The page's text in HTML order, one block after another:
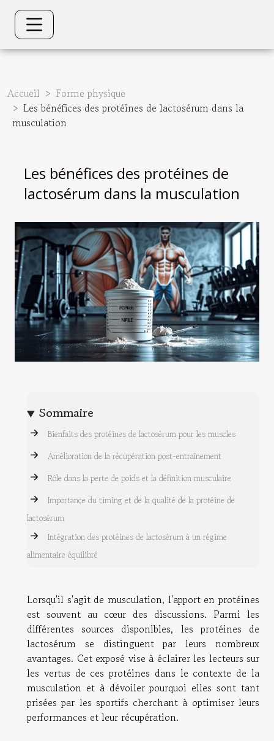
Accueil
Forme physique
Les bénéfices des protéines de lactosérum dans la
musculation
Les bénéfices des protéines de
lactosérum dans la musculation
Sommaire
Bienfaits des protéines de lactosérum pour les muscles
Amélioration de la récupération post-entraînement
Rôle dans la perte de poids et la définition musculaire
Importance du timing et de la qualité de la protéine de
lactosérum
Intégration des protéines de lactosérum à un régime
alimentaire équilibré
Lorsqu'il s'agit de musculation, l'apport en protéines
est souvent au cœur des discussions. Parmi les
différentes sources disponibles, les protéines de
lactosérum se distinguent par leurs nombreux
avantages. Cet exposé vise à éclairer les lecteurs sur
les vertus de ces protéines dans le contexte de la
musculation et à dévoiler pourquoi elles sont tant
prisées par les sportifs cherchant à optimiser leurs
performances et leur récupération.